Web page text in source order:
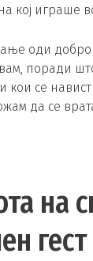
кој играше
оди добро
поради
кои се
да се
на